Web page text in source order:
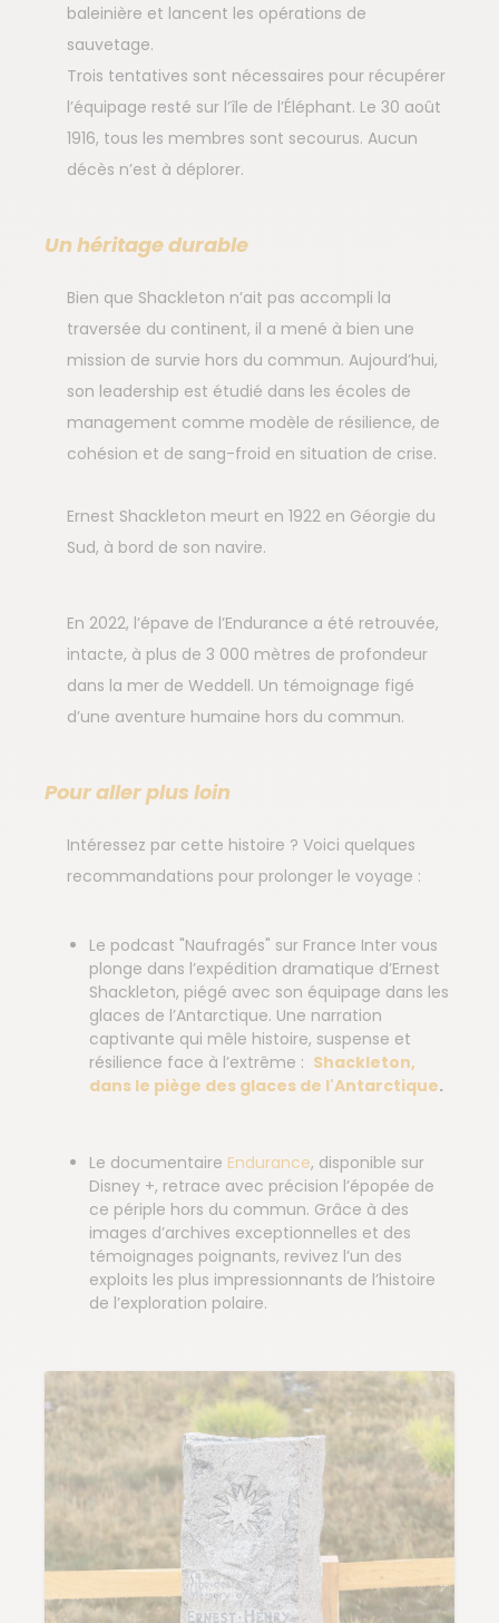
baleinière et lancent les opérations de
sauvetage.
Trois tentatives sont nécessaires pour récupérer
l’équipage resté sur l’île de l’Éléphant. Le 30 août
1916, tous les membres sont secourus. Aucun
décès n’est à déplorer.
Un héritage durable
Bien que Shackleton n’ait pas accompli la
traversée du continent, il a mené à bien une
mission de survie hors du commun. Aujourd’hui,
son leadership est étudié dans les écoles de
management comme modèle de résilience, de
cohésion et de sang-froid en situation de crise.
Ernest Shackleton meurt en 1922 en Géorgie du
Sud, à bord de son navire.
En 2022, l’épave de l’Endurance a été retrouvée,
intacte, à plus de 3 000 mètres de profondeur
dans la mer de Weddell. Un témoignage figé
d’une aventure humaine hors du commun.
Pour aller plus loin
Intéressez par cette histoire ? Voici quelques
recommandations pour prolonger le voyage :
Le podcast "Naufragés" sur France Inter vous
plonge dans l’expédition dramatique d’Ernest
Shackleton, piégé avec son équipage dans les
glaces de l’Antarctique. Une narration
captivante qui mêle histoire, suspense et
résilience face à l’extrême : Shackleton,
dans le piège des glaces de l'Antarctique.
Le documentaire Endurance, disponible sur
Disney +, retrace avec précision l’épopée de
ce périple hors du commun. Grâce à des
images d’archives exceptionnelles et des
témoignages poignants, revivez l’un des
exploits les plus impressionnants de l’histoire
de l’exploration polaire.